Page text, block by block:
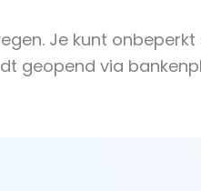
Je kunt
geopend via